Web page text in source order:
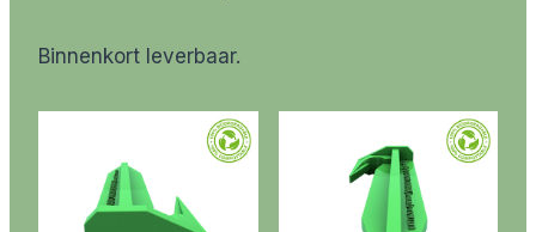
Binnenkort leverbaar.